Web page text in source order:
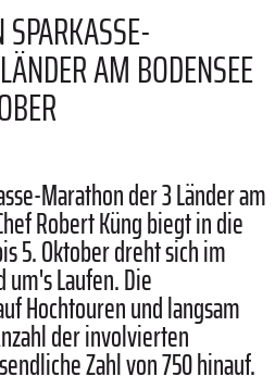
AM BODENSEE
Marathon der 3 Länder am
Robert Küng biegt in die
5. Oktober dreht sich im
Laufen. Die
Hochtouren und langsam
der involvierten
Zahl von 750 hinauf.